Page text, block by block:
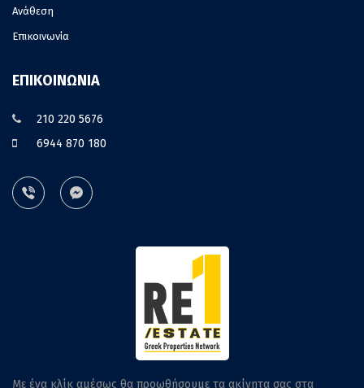
Ανάθεση
Επικοινωνία
ΕΠΙΚΟΙΝΩΝΙΑ
210 220 5676
6944 870 180
Με ένα κλίκ αμέσως θα προωθήσουμε τα ακίνητα σας στα